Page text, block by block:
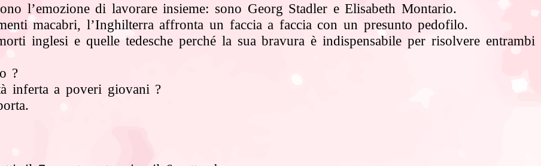
l’emozione di lavorare insieme: sono Georg Stadler e Elisabeth Montario.
macabri, l’Inghilterra affronta un faccia a facciacon un presunto pedofilo.
inglesi e quelle tedesche perché la sua bravura èindispensabile per risolvere entrambi
?
inferta a poveri giovani ?